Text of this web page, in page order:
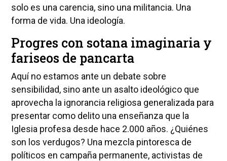
solo es una carencia, sino una militancia. Una
forma de vida. Una ideología.
Progres con sotana imaginaria y
fariseos de pancarta
Aquí no estamos ante un debate sobre
sensibilidad, sino ante un asalto ideológico que
aprovecha la ignorancia religiosa generalizada para
presentar como delito una enseñanza que la
Iglesia profesa desde hace 2.000 años. ¿Quiénes
son los verdugos? Una mezcla pintoresca de
políticos en campaña permanente, activistas de